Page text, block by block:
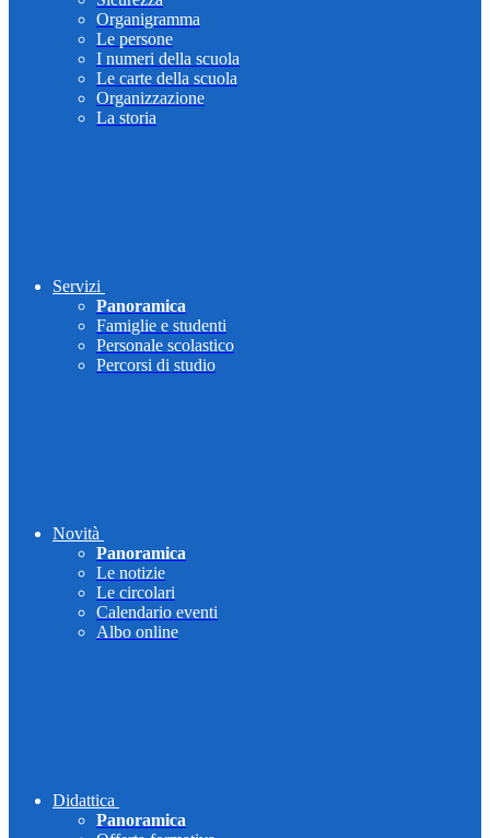
Organigramma
Le persone
I numeri della scuola
Le carte della scuola
Organizzazione
La storia
Servizi
Panoramica
Famiglie e studenti
Personale scolastico
Percorsi di studio
Novità
Panoramica
Le notizie
Le circolari
Calendario eventi
Albo online
Didattica
Panoramica